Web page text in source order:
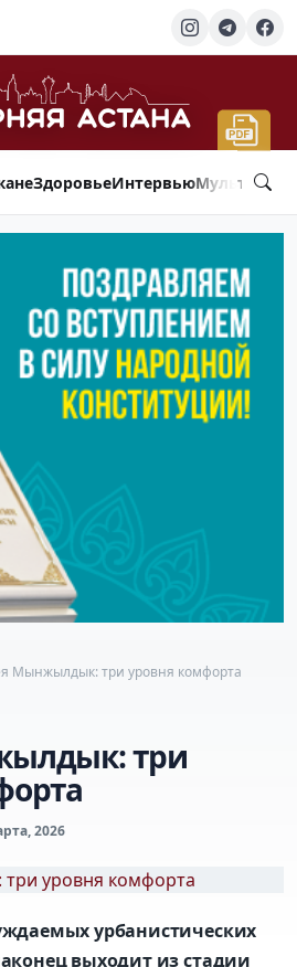
ЗдоровьеИнтервью
Мынжылдык: три уровня комфорта
три
2026
урбанистических
выходит из стадии